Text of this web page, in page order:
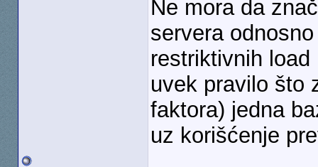
Ne mora da
servera
restriktivnih
uvek pravilo što
faktora) jedna
uz korišćenje